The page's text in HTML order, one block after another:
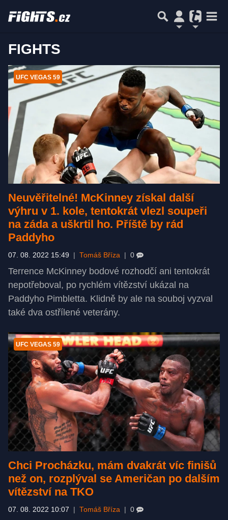
FIGHTS
UFC VEGAS 59
Neuvěřitelné! McKinney získal další
výhru v 1. kole, tentokrát vlezl soupeři
na záda a uškrtil ho. Příště by rád
Paddyho
07. 08. 2022 15:49 Tomáš Bříza 0
Terrence McKinney bodové rozhodčí ani tentokrát
nepotřeboval, po rychlém vítězství ukázal na
Paddyho Pimbletta. Klidně by ale na souboj vyzval
také dva ostřílené veterány.
UFC VEGAS 59
Chci Procházku, mám dvakrát víc finišů
než on, rozplýval se Američan po dalším
vítězství na TKO
07. 08. 2022 10:07 Tomáš Bříza 0